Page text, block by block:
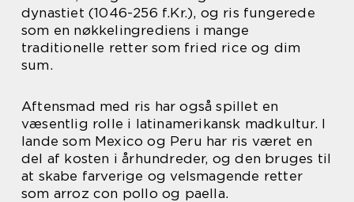
dynastiet (1046-256 f.Kr.), og ris fungerede
som en nøkkelingrediens i mange
traditionelle retter som fried rice og dim
sum.
Aftensmad med ris har også spillet en
væsentlig rolle i latinamerikansk madkultur. I
lande som Mexico og Peru har ris været en
del af kosten i århundreder, og den bruges til
at skabe farverige og velsmagende retter
som arroz con pollo og paella.